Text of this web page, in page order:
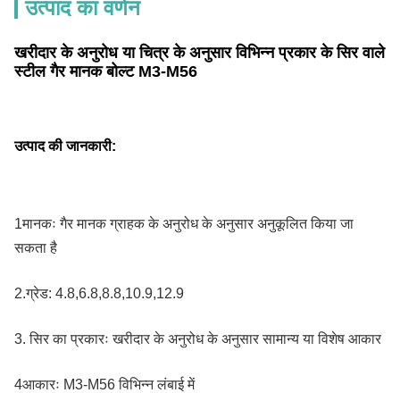
उत्पाद का वर्णन
खरीदार के अनुरोध या चित्र के अनुसार विभिन्न प्रकार के सिर वाले
स्टील गैर मानक बोल्ट M3-M56
उत्पाद की जानकारी:
1मानकः गैर मानक ग्राहक के अनुरोध के अनुसार अनुकूलित किया जा
सकता है
2.ग्रेड: 4.8,6.8,8.8,10.9,12.9
3. सिर का प्रकारः खरीदार के अनुरोध के अनुसार सामान्य या विशेष आकार
4आकारः M3-M56 विभिन्न लंबाई में